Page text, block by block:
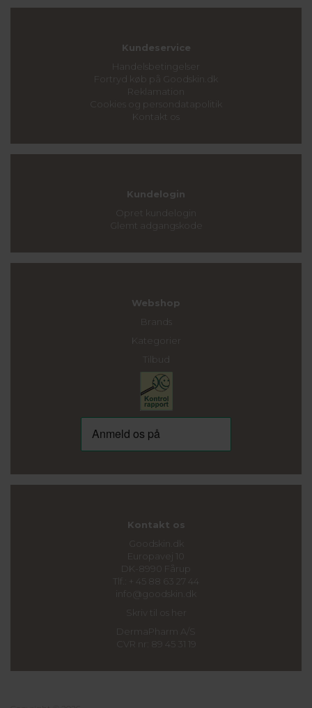
Kundeservice
Handelsbetingelser
Fortryd køb på Goodskin.dk
Reklamation
Cookies og persondatapolitik
Kontakt os
Kundelogin
Opret kundelogin
Glemt adgangskode
Webshop
Brands
Kategorier
Tilbud
Kontakt os
Goodskin.dk
Europavej 10
DK-8990 Fårup
Tlf.: + 45 88 63 27 44
info@goodskin.dk
Skriv til os her
DermaPharm A/S
CVR nr: 89 45 31 19